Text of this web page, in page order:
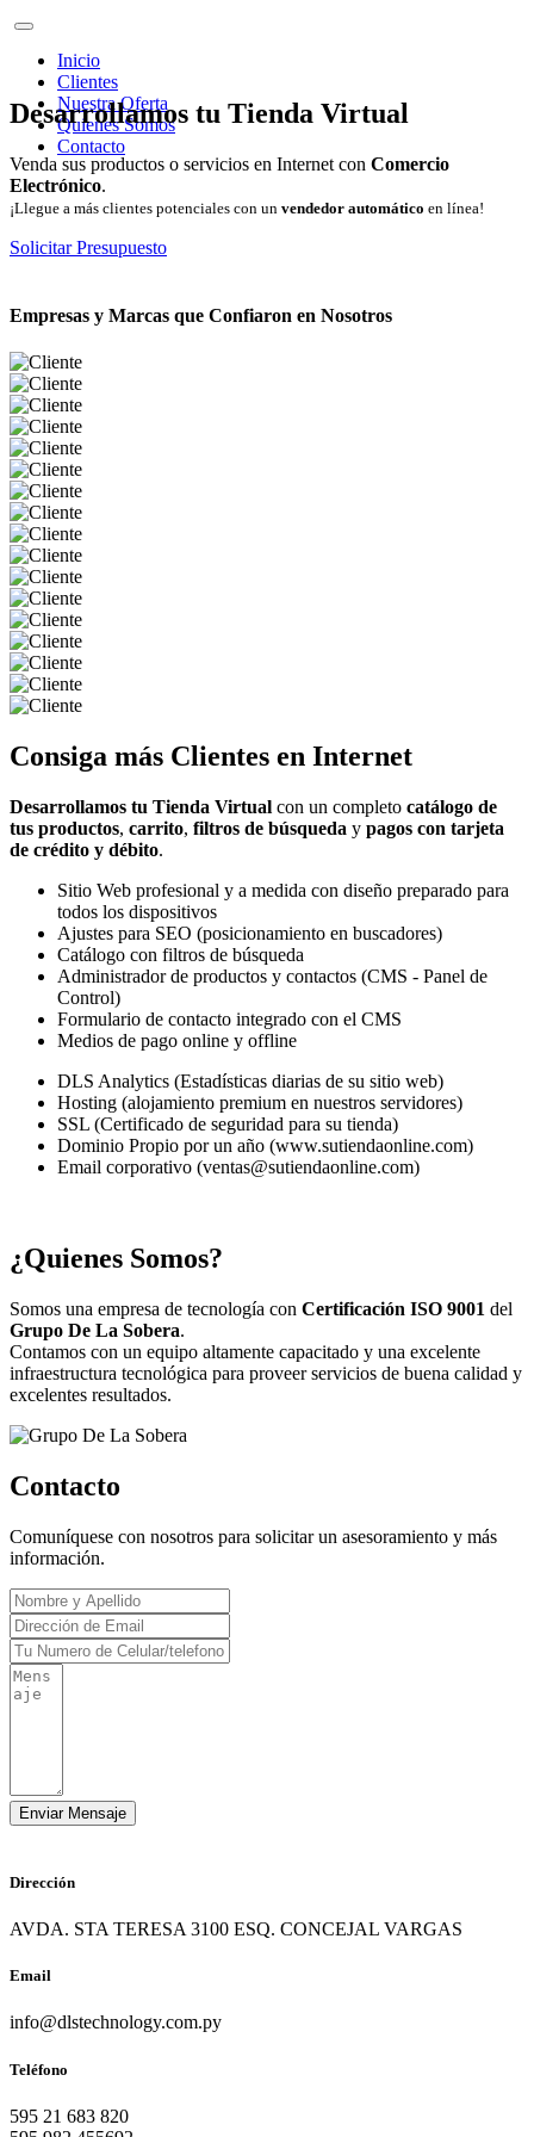
Inicio
Clientes
Nuestra Oferta
Quienes Somos
Contacto
Desarrollamos tu Tienda Virtual
Venda sus productos o servicios en Internet con Comercio
Electrónico.
¡Llegue a más clientes potenciales con un vendedor automático en línea!
Solicitar Presupuesto
Empresas y Marcas que Confiaron en Nosotros
Consiga más Clientes en Internet
Desarrollamos tu Tienda Virtual con un completo catálogo de
tus productos, carrito, filtros de búsqueda y pagos con tarjeta
de crédito y débito.
Sitio Web profesional y a medida con diseño preparado para
todos los dispositivos
Ajustes para SEO (posicionamiento en buscadores)
Catálogo con filtros de búsqueda
Administrador de productos y contactos (CMS - Panel de
Control)
Formulario de contacto integrado con el CMS
Medios de pago online y offline
DLS Analytics (Estadísticas diarias de su sitio web)
Hosting (alojamiento premium en nuestros servidores)
SSL (Certificado de seguridad para su tienda)
Dominio Propio por un año (www.sutiendaonline.com)
Email corporativo (ventas@sutiendaonline.com)
¿Quienes Somos?
Somos una empresa de tecnología con Certificación ISO 9001 del
Grupo De La Sobera.
Contamos con un equipo altamente capacitado y una excelente
infraestructura tecnológica para proveer servicios de buena calidad y
excelentes resultados.
Contacto
Comuníquese con nosotros para solicitar un asesoramiento y más
información.
Dirección
AVDA. STA TERESA 3100 ESQ. CONCEJAL VARGAS
Email
info@dlstechnology.com.py
Teléfono
595 21 683 820